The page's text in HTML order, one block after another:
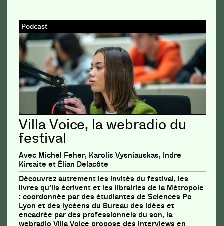
Podcast
Villa Voice, la webradio du
festival
Avec Michel Feher, Karolis Vysniauskas, Indre
Kirsaite et Élian Delacôte
Découvrez autrement les invités du festival, les
livres qu’ils écrivent et les librairies de la Métropole
: coordonnée par des étudiantes de Sciences Po
Lyon et des lycéens du Bureau des idées et
encadrée par des professionnels du son, la
webradio Villa Voice propose des interviews en